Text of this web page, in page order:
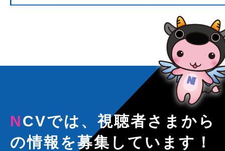
NCVでは、視聴者さまから
の情報を募集しています！